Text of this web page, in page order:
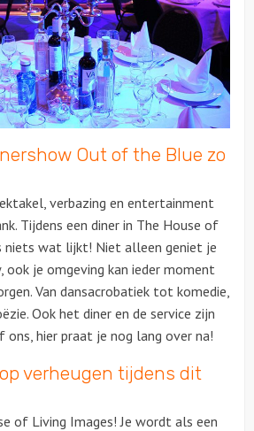
Rondleidingen
Locaties
Feesten
Over onsOut of the Blue zo
verbazing en entertainment
Tijdens een diner in The House of
niets wat lijkt! Niet alleen geniet je
ook je omgeving kan ieder moment
Van dansacrobatiek tot komedie,
Ook het diner en de service zijn
ons, hier praat je nog lang over na!
verheugen tijdens dit
of Living Images! Je wordt als een